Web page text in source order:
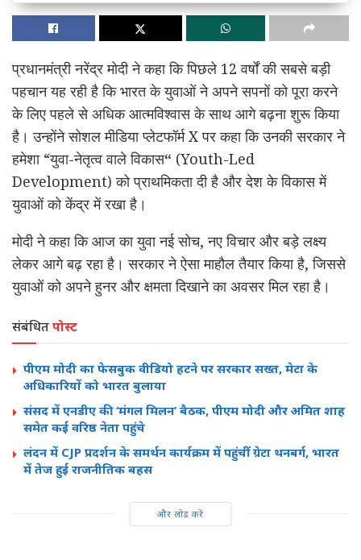
प्रधानमंत्री नरेंद्र मोदी ने कहा कि पिछले 12 वर्षों की सबसे बड़ी
पहचान यह रही है कि भारत के युवाओं ने अपने सपनों को पूरा करने
के लिए पहले से अधिक आत्मविश्वास के साथ आगे बढ़ना शुरू किया
है। उन्होंने सोशल मीडिया प्लेटफॉर्म X पर कहा कि उनकी सरकार ने
हमेशा “युवा-नेतृत्व वाले विकास“ (Youth-Led
Development) को प्राथमिकता दी है और देश के विकास में
युवाओं को केंद्र में रखा है।
मोदी ने कहा कि आज का युवा नई सोच, नए विचार और बड़े लक्ष्य
लेकर आगे बढ़ रहा है। सरकार ने ऐसा माहौल तैयार किया है, जिससे
युवाओं को अपने हुनर और क्षमता दिखाने का अवसर मिल रहा है।
संबंधितपोस्ट
पीएम मोदी का फेसबुक वीडियो हटने पर सरकार सख्त, मेटा के
अधिकारियों को भारत बुलाया
संसद में एनडीए की ‘मंगल मिलन’ बैठक, पीएम मोदी और अमित शाह
समेत कई वरिष्ठ नेता पहुंचे
लंदन में CJP प्रदर्शन के समर्थन कार्यक्रम में पहुंचीं ग्रेटा थनबर्ग, भारत
में तेज हुई राजनीतिक बहस
और लोड करें